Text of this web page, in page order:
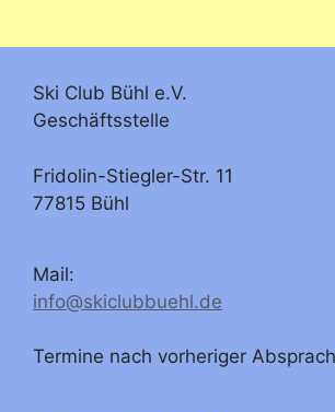
Ski Club Bühl e.V.
Geschäftsstelle
Fridolin-Stiegler-Str. 11
77815 Bühl
Mail:
info@skiclubbuehl.de
Termine nach vorheriger